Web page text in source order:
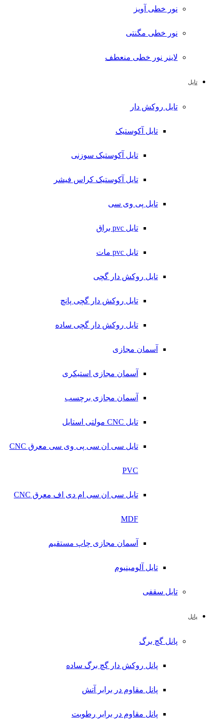
نور خطی آویز
نور خطی مگنتی
لاینر نور خطی منعطف
تایل
تایل روکش دار
تایل آکوستیک
تایل آکوستیک سوزنی
تایل آکوستیک کراس فیشر
تایل پی وی سی
تایل pvc براق
تایل pvc مات
تایل روکش دار گچی
تایل روکش دار گچی پانچ
تایل روکش دار گچی ساده
آسمان مجازی
آسمان مجازی استیکری
آسمان مجازی برچسب
تایل CNC مولتی استایل
تایل سی ان سی پی وی سی معرق CNC
PVC
تایل سی ان سی ام دی اف معرق CNC
MDF
آسمان مجازی چاپ مستقیم
تایل آلومینیوم
تایل سقفی
پانل
پانل گچ برگ
پانل روکش دار گچ برگ ساده
پانل مقاوم در برابر آتش
پانل مقاوم در برابر رطوبت